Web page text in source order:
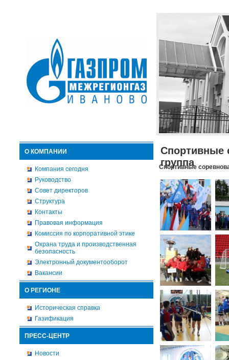
О КОМПАНИИ
Компания сегодня
Руководство
Совет директоров
Структура
Контакты
Правовая информация
Комиссия по корпоративной этике
Охрана труда и производственная
безопасность
Электронный документооборот
Вакансии
О РЕГИОНЕ
Историческая справка
Газификация
ПРЕСС-ЦЕНТР
Новости
Спортивные
группа
Спортивные